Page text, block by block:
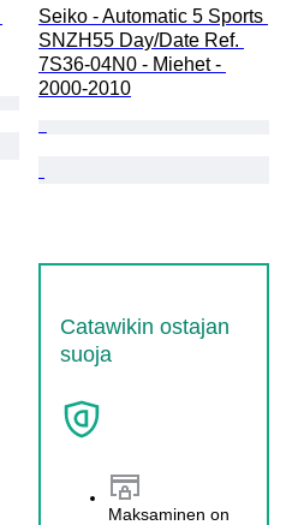
Seiko - Automatic 5 Sports
SNZH55 Day/Date Ref.
7S36-04N0 - Miehet -
2000-2010
Catawikin ostajan
suoja
Maksaminen on